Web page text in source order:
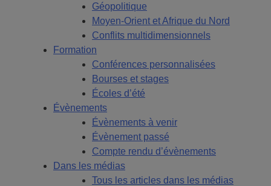
Géopolitique
Moyen-Orient et Afrique du Nord
Conflits multidimensionnels
Formation
Conférences personnalisées
Bourses et stages
Écoles d’été
Évènements
Évènements à venir
Évènement passé
Compte rendu d’évènements
Dans les médias
Tous les articles dans les médias